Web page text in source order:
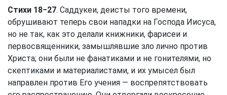
Стихи 18−27. Саддукеи, деисты того времени,
обрушивают теперь свои нападки на Господа Иисуса,
но не так, как это делали книжники, фарисеи и
первосвященники, замышлявшие зло лично против
Христа; они были не фанатиками и не гонителями, но
скептиками и материалистами, и их умысел был
направлен против Его учения — воспрепятствовать